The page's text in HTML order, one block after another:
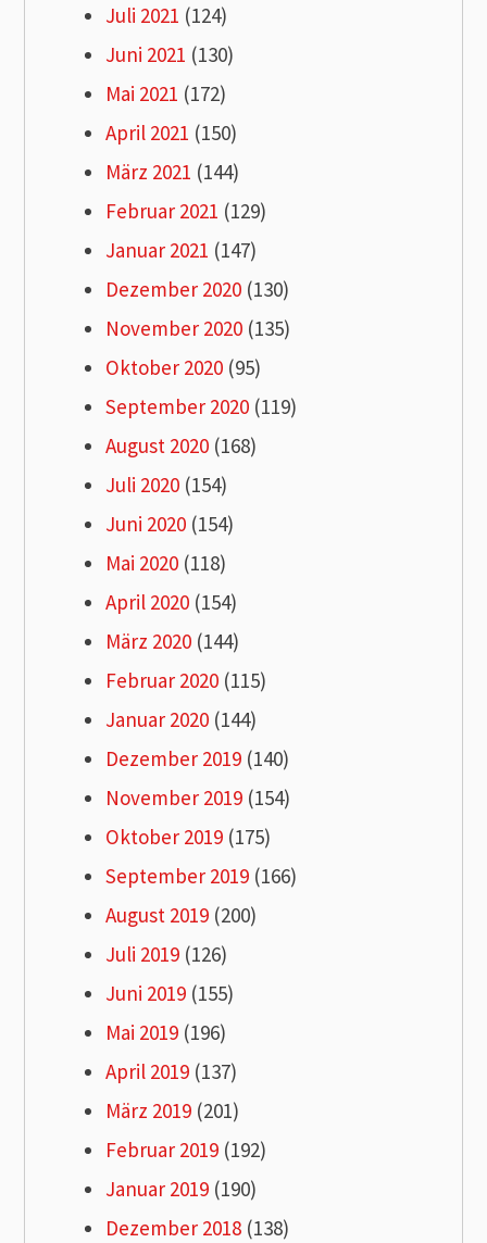
Juli 2021 (124)
Juni 2021 (130)
Mai 2021 (172)
April 2021 (150)
März 2021 (144)
Februar 2021 (129)
Januar 2021 (147)
Dezember 2020 (130)
November 2020 (135)
Oktober 2020 (95)
September 2020 (119)
August 2020 (168)
Juli 2020 (154)
Juni 2020 (154)
Mai 2020 (118)
April 2020 (154)
März 2020 (144)
Februar 2020 (115)
Januar 2020 (144)
Dezember 2019 (140)
November 2019 (154)
Oktober 2019 (175)
September 2019 (166)
August 2019 (200)
Juli 2019 (126)
Juni 2019 (155)
Mai 2019 (196)
April 2019 (137)
März 2019 (201)
Februar 2019 (192)
Januar 2019 (190)
Dezember 2018 (138)